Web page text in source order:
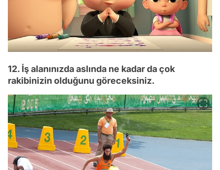
12. İş alanınızda aslında ne kadar da çok
rakibinizin olduğunu göreceksiniz.